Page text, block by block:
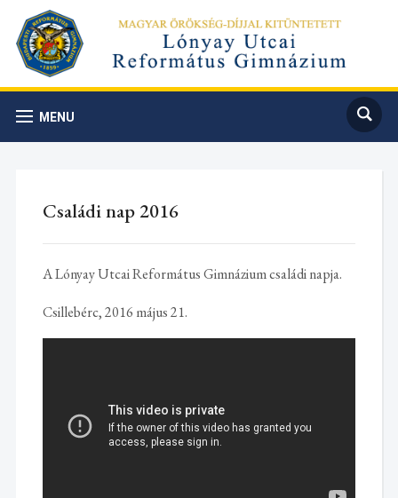
MENU
Családi nap 2016
A Lónyay Utcai Református Gimnázium családi napja.
Csillebérc, 2016 május 21.